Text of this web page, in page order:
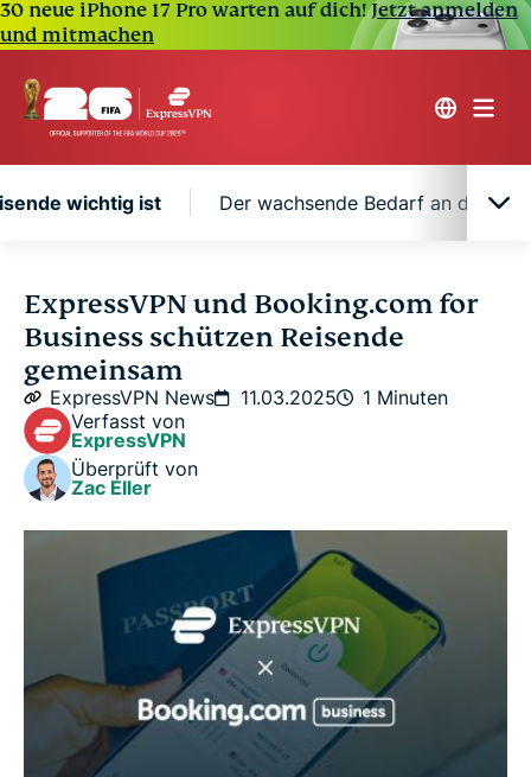
30 neue iPhone 17 Pro warten auf dich!Jetzt anmelden
und mitmachen
wichtig ist Der wachsende Bedarf an
Warum das für Geschäftsreisende wichtig ist
Der wachsende Bedarf an digitaler Sicherheit
unterwegs
ExpressVPN und Booking.com for
Business schützen Reisende
gemeinsam
ExpressVPN News 11.03.2025
1 Minuten
Verfasst von
ExpressVPN
Überprüft von
Zac Eller